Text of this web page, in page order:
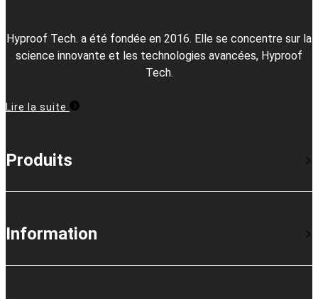
Hyproof Tech. a été fondée en 2016. Elle se concentre sur la
science innovante et les technologies avancées, Hyproof
Tech.
Lire la suite
Produits
Information